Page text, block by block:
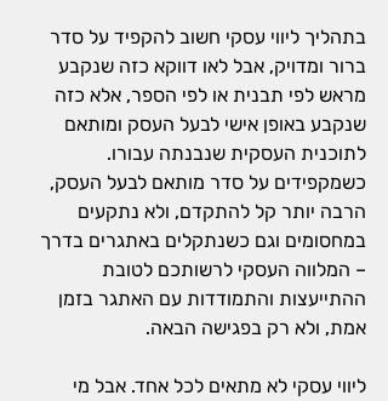
בתהליך ליווי עסקי חשוב להקפיד על סדר
ברור ומדויק, אבל לאו דווקא כזה שנקבע
מראש לפי תבנית או לפי הספר, אלא כזה
שנקבע באופן אישי לבעל העסק ומותאם
לתוכנית העסקית שנבנתה עבורו.
כשמקפידים על סדר מותאם לבעל העסק,
הרבה יותר קל להתקדם, ולא נתקעים
במחסומים וגם כשנתקלים באתגרים בדרך
– המלווה העסקי לרשותכם לטובת
ההתייעצות והתמודדות עם האתגר בזמן
אמת, ולא רק בפגישה הבאה.
ליווי עסקי לא מתאים לכל אחד. אבל מי